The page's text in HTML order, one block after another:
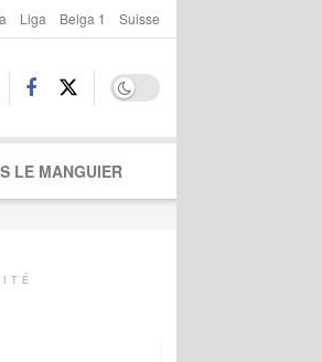
Liga Belga 1 Suisse
LE MANGUIER